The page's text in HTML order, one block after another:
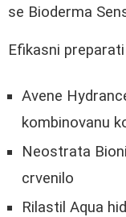
se Bioderma
Efikasni
Avene
kombinovanu
Neostrata
crvenilo
Rilastil Aqua